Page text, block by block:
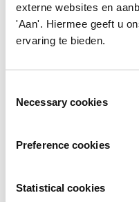
externe websites en
'Aan'. Hiermee geeft u
ervaring te bieden.
Necessary cookies
Preference cookies
Statistical cookies